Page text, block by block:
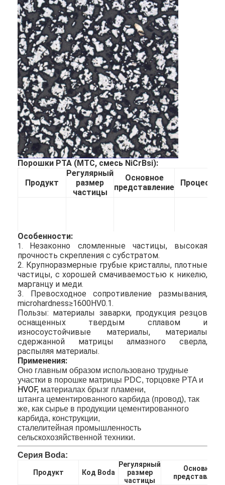
Домой
Продукты
О нас
Экскурсия по заводу
Контроль качества
Свяжитесь с нами
Поговорите сейчас
Порошки PTA (MTC, смесь NiCrBsi):
Продукт
Регулярный
размер
частицы
Основное
представление
Процесс
Макрос
WC+NiCrBSi
150-53um/
100-
270mesh
Сопротивление
носки
заварка,
Особенности:
1. Незаконно сломленные частицы, высокая
прочность скрепления с субстратом.
2. Крупноразмерные грубые кристаллы, плотные
частицы, с хорошей смачиваемостью к никелю,
марганцу и меди.
3. Превосходное сопротивление размывания,
microhardness≥1600HV0.1.
Пользы: материалы заварки, продукция резцов
оснащенных твердым сплавом и
износоустойчивые материалы, материалы
сдержанной матрицы алмазного сверла,
распыляя материалы.
Применения:
Оно главным образом использовано трудные
участки в порошке матрицы PDC, торцовке PTA и
HVOF, материалах брызг пламени,
штанга цементированного карбида (провод), так
же, как сырье в продукции цементированного
карбида, конструкции,
сталелитейная промышленность
сельскохозяйственной техники.
Серия Boda:
Продукт Код Boda
Регулярный
размер
частицы
Основное